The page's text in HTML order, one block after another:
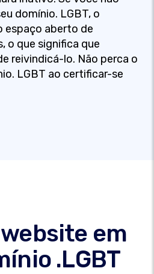
domínio. LGBT, o
espaço aberto de
o que significa que
reivindicá-lo. Não perca o
LGBT ao certificar-se
em
.LGBT